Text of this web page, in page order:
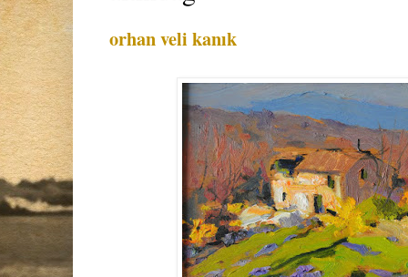
orhan veli kanık